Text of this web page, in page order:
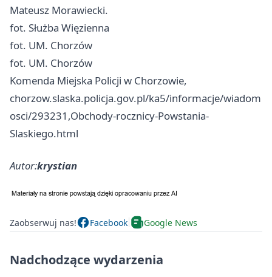
Mateusz Morawiecki.
fot. Służba Więzienna
fot. UM. Chorzów
fot. UM. Chorzów
Komenda Miejska Policji w Chorzowie,
chorzow.slaska.policja.gov.pl/ka5/informacje/wiadom
osci/293231,Obchody-rocznicy-Powstania-
Slaskiego.html
Autor:krystian
Zaobserwuj nas! Facebook Google News
Nadchodzące wydarzenia